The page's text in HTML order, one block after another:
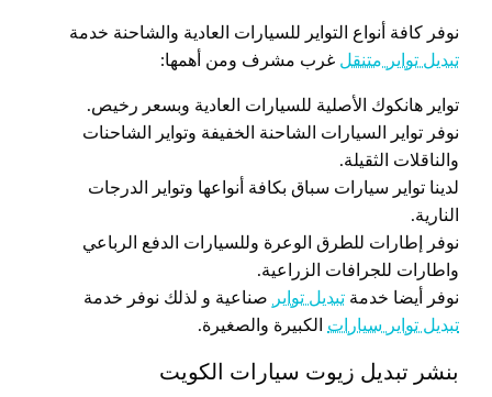
نوفر كافة أنواع التواير للسيارات العادية والشاحنة خدمة
تبديل تواير متنقل غرب مشرف ومن أهمها:
تواير هانكوك الأصلية للسيارات العادية وبسعر رخيص.
نوفر تواير السيارات الشاحنة الخفيفة وتواير الشاحنات
والناقلات الثقيلة.
لدينا تواير سيارات سباق بكافة أنواعها وتواير الدرجات
النارية.
نوفر إطارات للطرق الوعرة وللسيارات الدفع الرباعي
واطارات للجرافات الزراعية.
نوفر أيضا خدمة تبديل تواير
صناعية و لذلك نوفر خدمة
تبديل تواير سيارات الكبيرة والصغيرة.
بنشر تبديل زيوت سيارات الكويت